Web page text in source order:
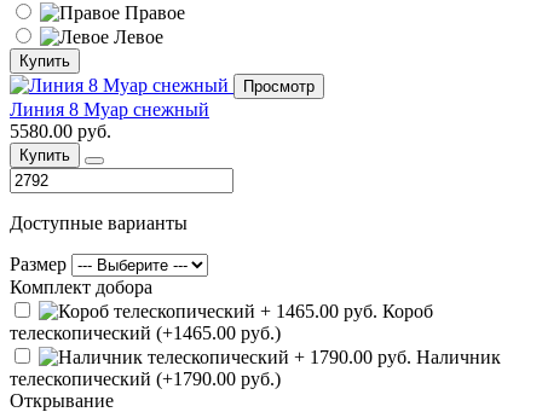
Правое
Левое
Купить
Просмотр
Линия 8 Муар снежный
5580.00 руб.
Купить
Доступные варианты
Размер
Комплект добора
Короб
телескопический (+1465.00 руб.)
Наличник
телескопический (+1790.00 руб.)
Открывание